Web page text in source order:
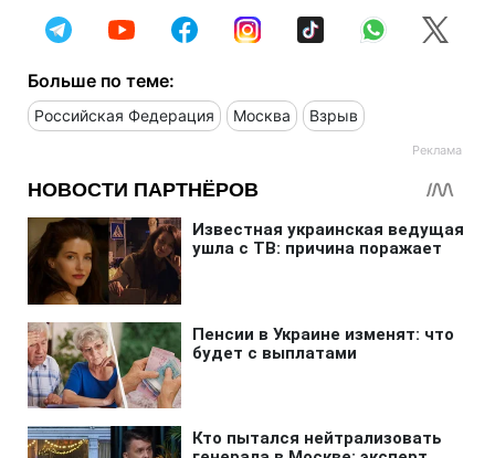
Больше по теме:
Российская Федерация Москва Взрыв